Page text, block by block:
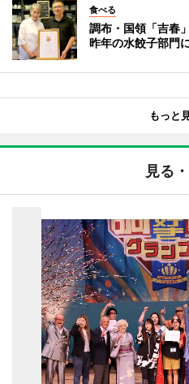
食べる
調布・国領「吉春
昨年の水餃子部門
もっと
見る